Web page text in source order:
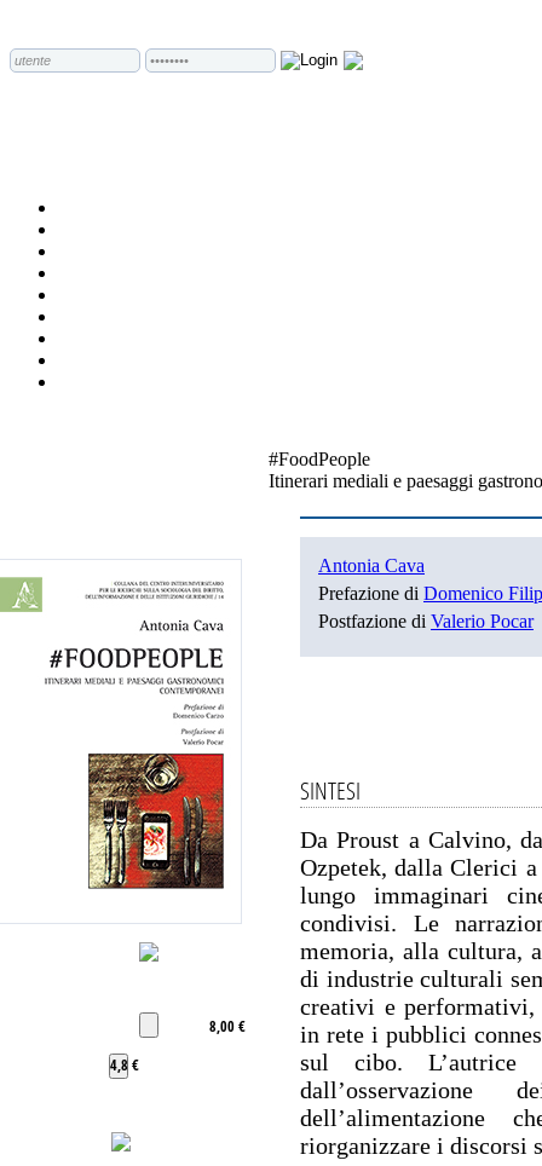
#FoodPeople
Itinerari mediali e paesaggi
8,00 €
4,8 €
Antonia Cava
Prefazione di Domenico
Postfazione di Valerio Pocar
SINTESI
Da Proust a Calvino,
Ozpetek, dalla Clerici
lungo immaginari
condivisi. Le
memoria, alla cultura,
di industrie culturali
creativi e performativi,
in rete i pubblici
sul cibo. L’autrice
riorganizzare i discorsi